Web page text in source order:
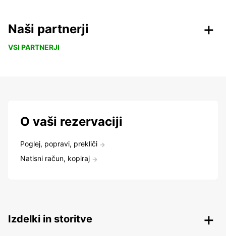
Naši partnerji
VSI PARTNERJI
O vaši rezervaciji
Poglej, popravi, prekliči
Natisni račun, kopiraj
Izdelki in storitve